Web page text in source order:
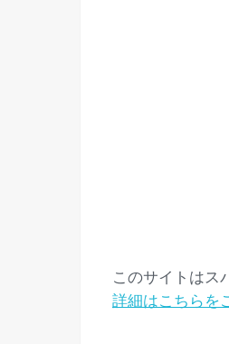
このサイトはス
詳細はこちらを